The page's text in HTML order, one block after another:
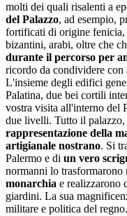
molti dei quali risalenti a
del Palazzo, ad esempio,
fortificati di origine fenicia,
bizantini, arabi, oltre che
durante il percorso per
ricordo da condividere con
L'insieme degli edifici
Palatina, due bei cortili
vostra visita all'interno del
due livelli. Tutto il palazzo,
rappresentazione della
artigianale nostrano. Si
Palermo e di un vero
normanni lo trasformarono
monarchia e realizzarono
giardini. La sua
militare e politica del regno.